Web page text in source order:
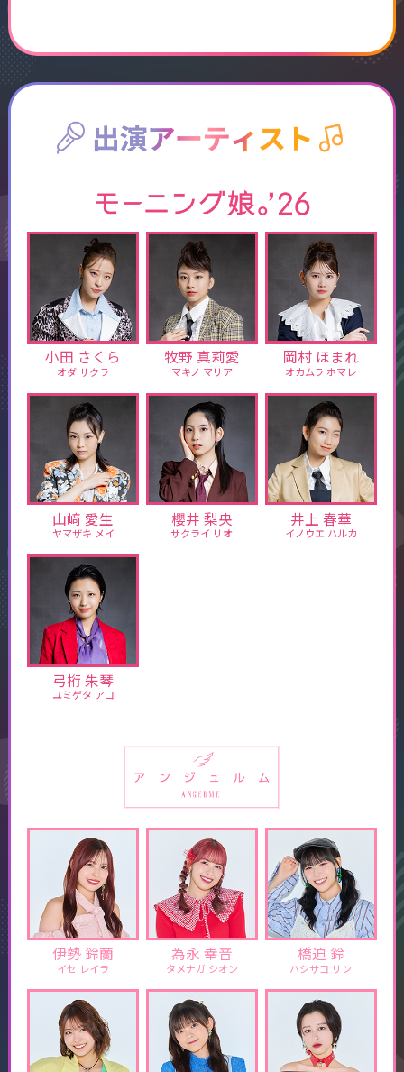
小田 さくら
オダ サクラ
牧野 真莉愛
マキノ マリア
岡村 ほまれ
オカムラ ホマレ
山﨑 愛生
ヤマザキ メイ
櫻井 梨央
サクライ リオ
井上 春華
イノウエ ハルカ
弓桁 朱琴
ユミゲタ アコ
伊勢 鈴蘭
イセ レイラ
為永 幸音
タメナガ シオン
橋迫 鈴
ハシサコ リン